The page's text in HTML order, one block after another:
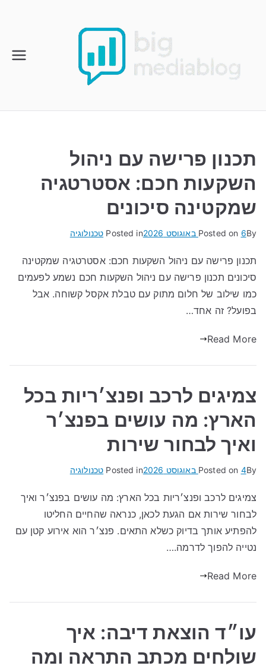
תכנון פרישה עם ניהול
השקעות חכם: אסטרטגיה
שמקטינה סיכונים
By
Posted on 6 באוגוסט 2026 Posted in טכנולוגיה
תכנון פרישה עם ניהול השקעות חכם: אסטרטגיה שמקטינה
סיכונים תכנון פרישה עם ניהול השקעות חכם נשמע לפעמים
כמו שילוב של חלום מתוק עם טבלת אקסל קשוחה. אבל
בפועל? זה אחד…
Read More
צמיגים לרכב ופנצ׳ריות בכל
הארץ: מה עושים בפנצ׳ר
ואיך לבחור שירות
By
Posted on 4 באוגוסט 2026 Posted in טכנולוגיה
צמיגים לרכב ופנצ׳ריות בכל הארץ: מה עושים בפנצ׳ר ואיך
לבחור שירות אם הגעת לכאן, כנראה שהחיים החליטו
להפתיע אותך בדיוק כשלא התאים. פנצ׳ר הוא אירוע קטן עם
נטייה להפוך לדרמה.…
Read More
עו״ד הוצאת דיבה: איך
שולחים מכתב התראה ומה